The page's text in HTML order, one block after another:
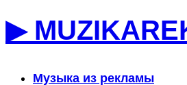
к▶
Музыка из рекламы